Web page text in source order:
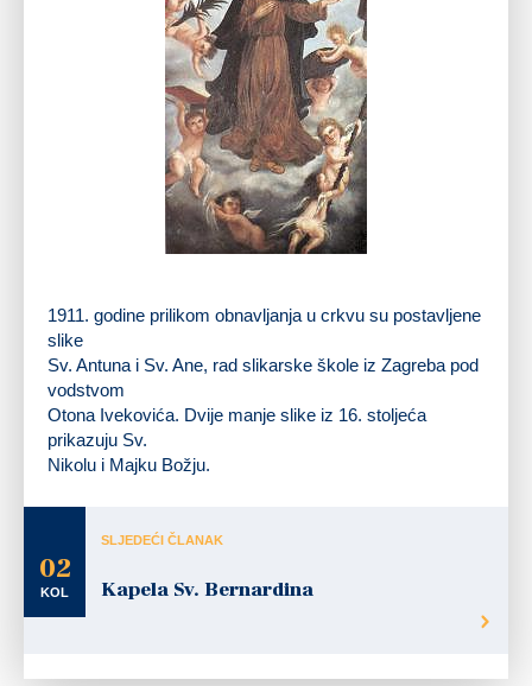
1911. godine prilikom obnavljanja u crkvu su postavljene
slike
Sv. Antuna i Sv. Ane, rad slikarske škole iz Zagreba pod
vodstvom
Otona Ivekovića. Dvije manje slike iz 16. stoljeća
prikazuju Sv.
Nikolu i Majku Božju.
02
KOL
SLJEDEĆI ČLANAK
Kapela Sv. Bernardina